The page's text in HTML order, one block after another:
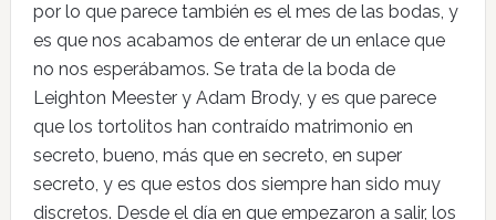
por lo que parece también es el mes de las bodas, y
es que nos acabamos de enterar de un enlace que
no nos esperábamos. Se trata de la boda de
Leighton Meester y Adam Brody, y es que parece
que los tortolitos han contraído matrimonio en
secreto, bueno, más que en secreto, en super
secreto, y es que estos dos siempre han sido muy
discretos. Desde el día en que empezaron a salir, los